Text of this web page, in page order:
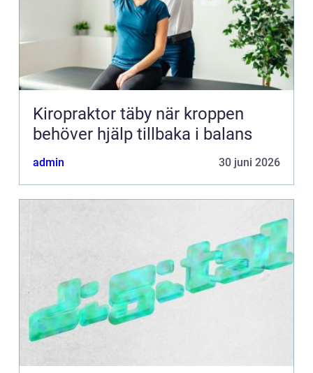
Kiropraktor täby när kroppen
behöver hjälp tillbaka i balans
admin 30 juni 2026